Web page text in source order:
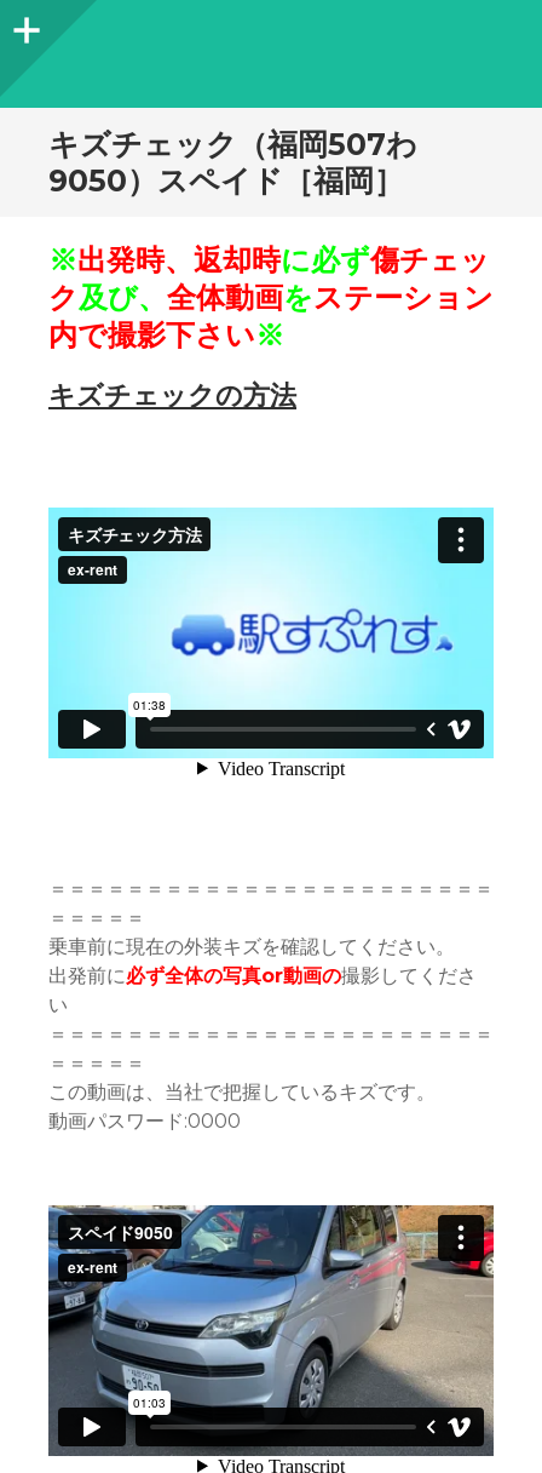
バ
キズチェック（福岡507わ
9050）スペイド［福岡］
※出発時、返却時に必ず傷チェッ
ク及び、 全体動画をステーション
内で撮影下さい※
キズチェックの方法
＝＝＝＝＝＝＝＝＝＝＝＝＝＝＝＝＝＝＝＝＝＝＝
＝＝＝＝＝
乗車前に現在の外装キズを確認してください。
出発前に必ず全体の写真or動画の撮影してくださ
い
＝＝＝＝＝＝＝＝＝＝＝＝＝＝＝＝＝＝＝＝＝＝＝
＝＝＝＝＝
この動画は、当社で把握しているキズです。
動画パスワード:0000